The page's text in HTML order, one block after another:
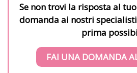
Se non trovi la risposta al
domanda ai nostri
prima
FAI UNA DOMANDA